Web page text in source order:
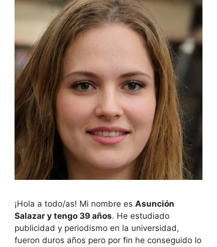
¡Hola a todo/as! Mi nombre es Asunción
Salazar y tengo 39 años. He estudiado
publicidad y periodismo en la universidad,
fueron duros años pero por fin he conseguido lo